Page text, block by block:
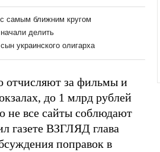
отчисляют за фильмы и
до 1 млрд рублей
не все сайты соблюдают
газете ВЗГЛЯД глава
поправок в